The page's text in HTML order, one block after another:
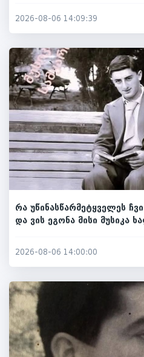
2026-08-06 14:09:39
რა უწინასწარმეტყველეს
და ვის ეგონა მისი მუსიკა
2026-08-06 14:00:00